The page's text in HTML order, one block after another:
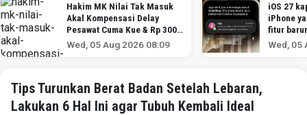
Hakim MK Nilai Tak Masuk
Akal Kompensasi Delay
Pesawat Cuma Kue & Rp 300
Ribu
Wed, 05 Aug 2026 08:09
iOS 27
iPhone
fitur
Wed, 05
Tips Turunkan Berat Badan Setelah Lebaran,
Lakukan 6 Hal Ini agar Tubuh Kembali Ideal